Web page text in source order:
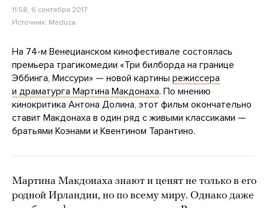
11:58, 6 сентября 2017
Источник: Meduza
На 74-м Венецианском кинофестивале состоялась
премьера трагикомедии «Три билборда на границе
Эббинга, Миссури» — новой картины режиссера
и драматурга Мартина Макдонаха. По мнению
кинокритика Антона Долина, этот фильм окончательно
ставит Макдонаха в один ряд с живыми классиками —
братьями Коэнами и Квентином Тарантино.
Мартина Макдонаха знают и ценят не только в его
родной Ирландии, но по всему миру. Однако даже